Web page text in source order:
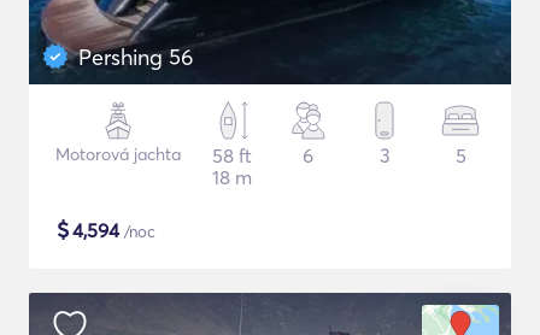
Pershing 56
Motorová jachta
58 ft
18 m
6 3 5
$4,594/noc